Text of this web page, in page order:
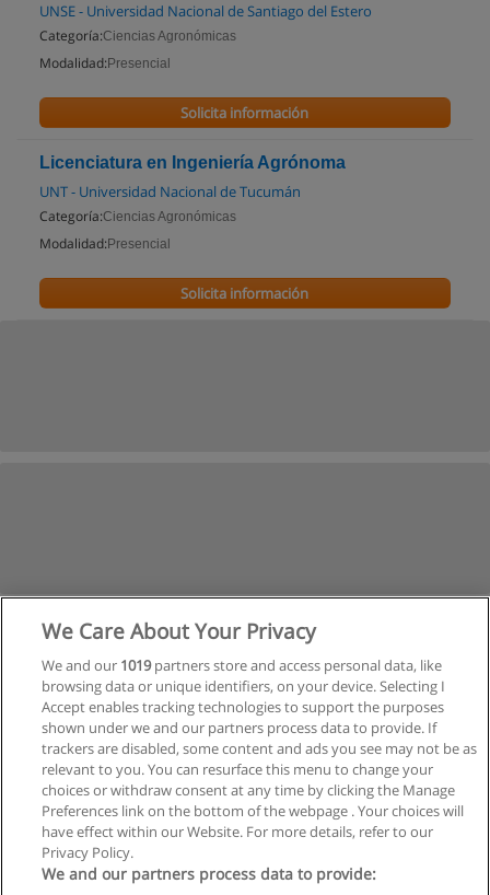
UNSE - Universidad Nacional de Santiago del Estero
Categoría:Ciencias Agronómicas
Modalidad: Presencial
Solicita información
Licenciatura en Ingeniería Agrónoma
UNT - Universidad Nacional de Tucumán
Categoría:Ciencias Agronómicas
Modalidad: Presencial
Solicita información
Siguiente
Página1de 2
We Care About Your Privacy
We and our 1019partners store and access personal data, like
browsing data or unique identifiers, on your device. Selecting I
Accept enables tracking technologies to support the purposes
shown under we and our partners process data to provide. If
trackers are disabled, some content and ads you see may not be as
relevant to you. You can resurface this menu to change your
choices or withdraw consent at any time by clicking the Manage
Preferences link on the bottom of the webpage . Your choices will
have effect within our Website. For more details, refer to our
Privacy Policy.
We and our partners process data to provide: